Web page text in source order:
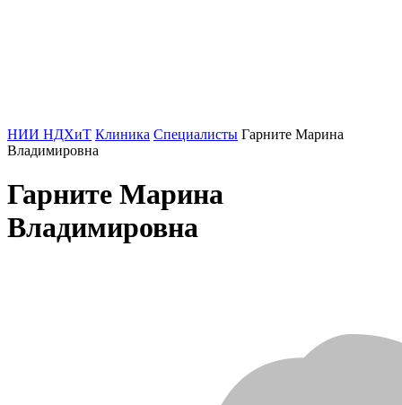
НИИ НДХиТ Клиника Специалисты Гарните Марина
Владимировна
Гарните Марина
Владимировна